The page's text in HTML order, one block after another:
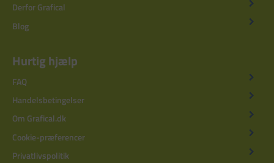
Derfor Grafical
Blog
Hurtig hjælp
FAQ
Handelsbetingelser
Om Grafical.dk
Cookie-præferencer
Privatlivspolitik